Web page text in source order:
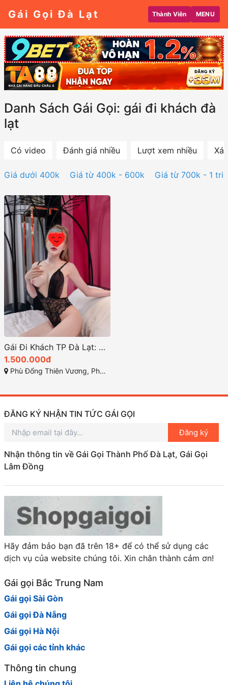
Gái Gọi Đà Lạt Thành Viên MENU
Danh Sách Gái Gọi: gái đi khách đà
lạt
Có video Đánh giá nhiều Lượt xem nhiều
Giá dưới 400k Giá từ 400k - 600k Giá từ 700k - 1
Gái Đi Khách TP Đà Lạt: Dịch Vụ Gái Gọi Chất Lượng và Độc Đáo
1.500.000đ
Phù Đổng Thiên Vương, Phường 8, Tp. Đà Lạt, Lâm Đồng
ĐĂNG KÝ NHẬN TIN TỨC GÁI GỌI
Đăng ký
Nhận thông tin về Gái Gọi Thành Phố Đà Lạt, Gái Gọi
Lâm Đồng
Hãy đảm bảo bạn đã trên 18+ để có thể sử dụng các
dịch vụ của website chúng tôi. Xin chân thành cảm ơn!
Gái gọi Bắc Trung Nam
Gái gọi Sài Gòn
Gái gọi Đà Nẵng
Gái gọi Hà Nội
Gái gọi các tỉnh khác
Thông tin chung